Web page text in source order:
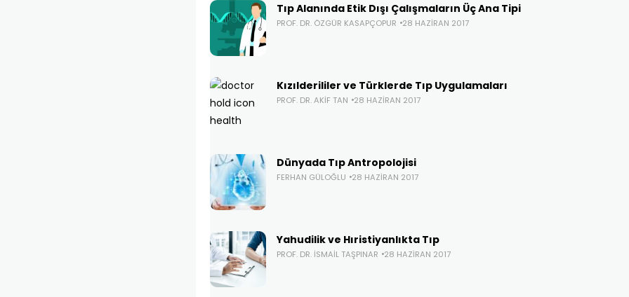
Tıp Alanında Etik Dışı Çalışmaların Üç Ana Tipi
PROF. DR. ÖZGÜR KASAPÇOPUR 28 HAZIRAN 2017
Kızılderililer ve Türklerde Tıp Uygulamaları
PROF. DR. AKIF TAN 28 HAZIRAN 2017
Dünyada Tıp Antropolojisi
FERHAN GÜLOĞLU 28 HAZIRAN 2017
Yahudilik ve Hıristiyanlıkta Tıp
PROF. DR. İSMAIL TAŞPINAR 28 HAZIRAN 2017